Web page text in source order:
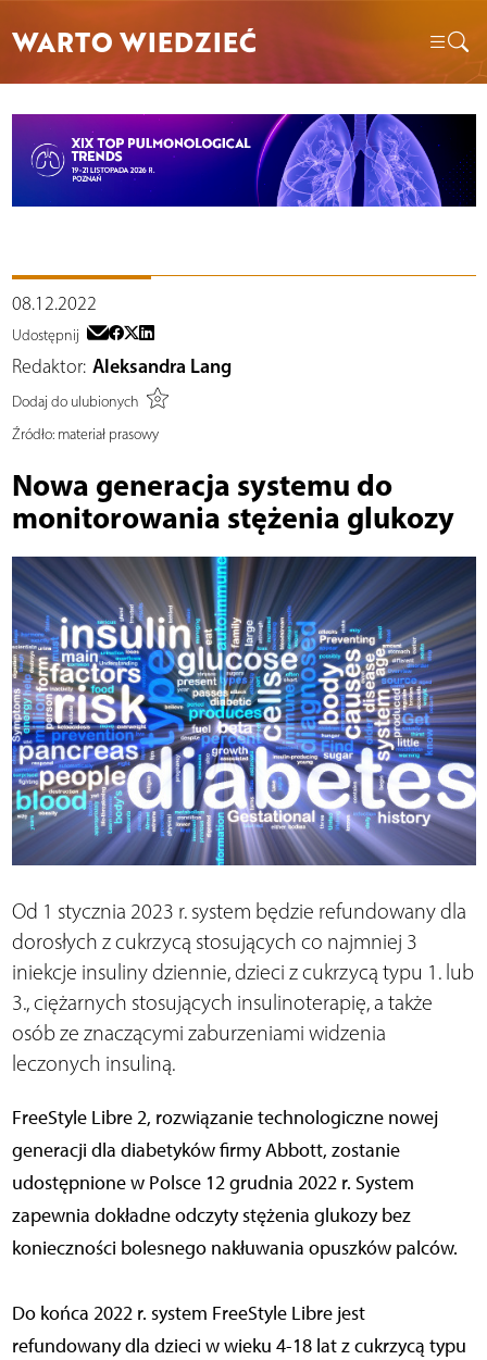
WARTO WIEDZIEĆ
08.12.2022
Udostępnij
Redaktor: Aleksandra Lang
Dodaj do ulubionych
Źródło:materiał prasowy
Nowa generacja systemu do
monitorowania stężenia glukozy
Od 1 stycznia 2023 r. system będzie refundowany dla
dorosłych z cukrzycą stosujących co najmniej 3
iniekcje insuliny dziennie, dzieci z cukrzycą typu 1. lub
3., ciężarnych stosujących insulinoterapię, a także
osób ze znaczącymi zaburzeniami widzenia
leczonych insuliną.
FreeStyle Libre 2, rozwiązanie technologiczne nowej
generacji dla diabetyków firmy Abbott, zostanie
udostępnione w Polsce 12 grudnia 2022 r. System
zapewnia dokładne odczyty stężenia glukozy bez
konieczności bolesnego nakłuwania opuszków palców.
Do końca 2022 r. system FreeStyle Libre jest
refundowany dla dzieci w wieku 4-18 lat z cukrzycą typu